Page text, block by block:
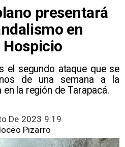
presentará
en
el segundo ataque que se
de una semana a la
la región de Tarapacá.
De 2023 9:19
Pizarro